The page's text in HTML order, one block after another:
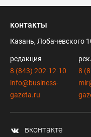
контакты
Казань, Лобачевского
редакция
8 (843) 202-12-10
info@business-
gazeta.ru
8
вконтакте